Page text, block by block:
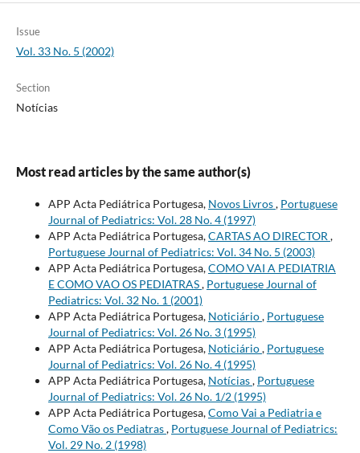
Issue
Vol. 33 No. 5 (2002)
Section
Notícias
Most read articles by the same author(s)
APP Acta Pediátrica Portugesa, Novos Livros, Portuguese
Journal of Pediatrics: Vol. 28 No. 4 (1997)
APP Acta Pediátrica Portugesa,CARTAS AO DIRECTOR ,
Portuguese Journal of Pediatrics: Vol. 34 No. 5 (2003)
APP Acta Pediátrica Portugesa,COMO VAI A PEDIATRIA
E COMO VAO OS PEDIATRAS, Portuguese Journal of
Pediatrics: Vol. 32 No. 1 (2001)
APP Acta Pediátrica Portugesa, Noticiário, Portuguese
Journal of Pediatrics: Vol. 26 No. 3 (1995)
APP Acta Pediátrica Portugesa, Noticiário, Portuguese
Journal of Pediatrics: Vol. 26 No. 4 (1995)
APP Acta Pediátrica Portugesa, Notícias, Portuguese
Journal of Pediatrics: Vol. 26 No. 1/2 (1995)
APP Acta Pediátrica Portugesa,Como Vai a Pediatria e
Como Vão os Pediatras, Portuguese Journal of Pediatrics:
Vol. 29 No. 2 (1998)